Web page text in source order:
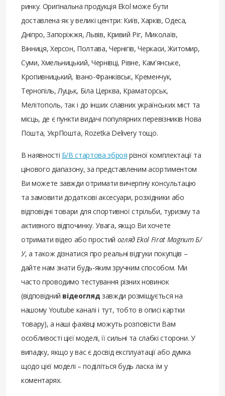
ринку. Оригінальна продукція Ekol може бути
доставлена ​​як у великі центри: Київ, Харків, Одеса,
Дніпро, Запоріжжя, Львів, Кривий Ріг, Миколаїв,
Вінниця, Херсон, Полтава, Чернігів, Черкаси, Житомир,
Суми, Хмельницький, Чернівці, Рівне, Кам'янське,
Кропивницький, Івано-Франківськ, Кременчук,
Тернопіль, Луцьк, Біла Церква, Краматорськ,
Мелітополь, так і до інших славних українських міст та
місць, де є пункти видачі популярних перевізників Нова
Пошта, УкрПошта, Rozetka Delivery тощо.
В наявності Б/В стартова зброя різної комплектації та
цінового діапазону, за представленим асортиментом
Ви можете завжди отримати вичерпну консультацію
та замовити додаткові аксесуари, розхідники або
відповідні товари для спортивної стрільби, туризму та
активного відпочинку. Увага, якщо Ви хочете
отримати відео або простий огляд Ekol Firat Magnum Б/
У, а також дізнатися про реальні відгуки покупців –
дайте нам знати будь-яким зручним способом. Ми
часто проводимо тестування різних новинок
(відповідний відеогляд завжди розміщується на
нашому Youtube каналі і тут, тобто в описі картки
товару), а наші фахівці можуть розповісти Вам
особливості цієї моделі, її сильні та слабкі сторони. У
випадку, якщо у вас є досвід експлуатації або думка
щодо цієї моделі – поділіться будь ласка їм у
коментарях.